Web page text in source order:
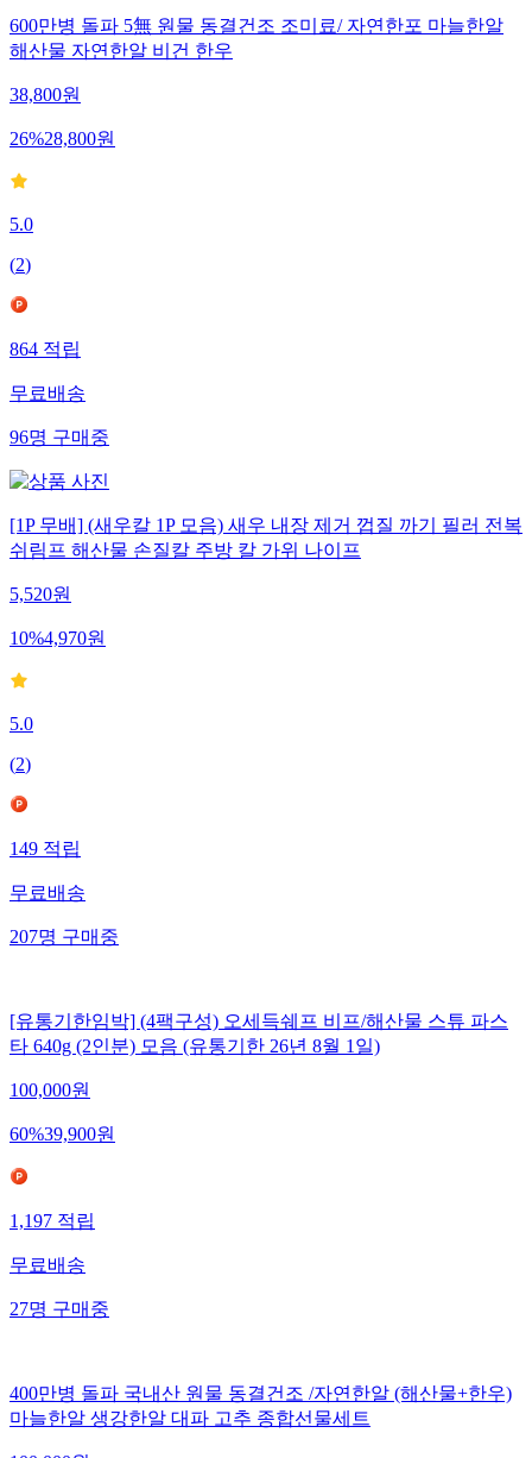
600만병 돌파 5無 원물 동결건조 조미료/ 자연한포 마늘한알
해산물 자연한알 비건 한우
38,800원
26%28,800원
5.0
(2)
864 적립
무료배송
96명 구매중
[1P 무배] (새우칼 1P 모음) 새우 내장 제거 껍질 까기 필러 전복
쉬림프 해산물 손질칼 주방 칼 가위 나이프
5,520원
10%4,970원
5.0
(2)
149 적립
무료배송
207명 구매중
[유통기한임박] (4팩구성) 오세득쉐프 비프/해산물 스튜 파스
타 640g (2인분) 모음 (유통기한 26년 8월 1일)
100,000원
60%39,900원
1,197적립
무료배송
27명구매중
400만병 돌파 국내산 원물 동결건조 /자연한알 (해산물+한우)
마늘한알 생강한알 대파 고추 종합선물세트